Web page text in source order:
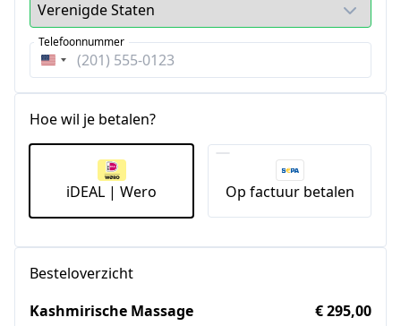
Verenigde
Telefoonnummer
Hoe wil je betalen?
iDEAL | Wero Op factuur betalen
Besteloverzicht
Kashmirische Massage
€ 295,00